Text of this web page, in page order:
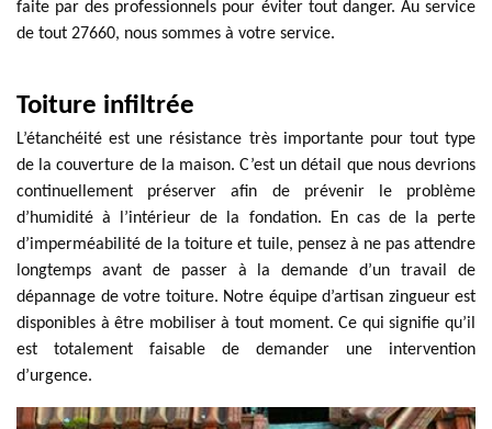
faite par des professionnels pour éviter tout danger. Au service
de tout 27660, nous sommes à votre service.
Toiture infiltrée
L’étanchéité est une résistance très importante pour tout type
de la couverture de la maison. C’est un détail que nous devrions
continuellement préserver afin de prévenir le problème
d’humidité à l’intérieur de la fondation. En cas de la perte
d’imperméabilité de la toiture et tuile, pensez à ne pas attendre
longtemps avant de passer à la demande d’un travail de
dépannage de votre toiture. Notre équipe d’artisan zingueur est
disponibles à être mobiliser à tout moment. Ce qui signifie qu’il
est totalement faisable de demander une intervention
d’urgence.